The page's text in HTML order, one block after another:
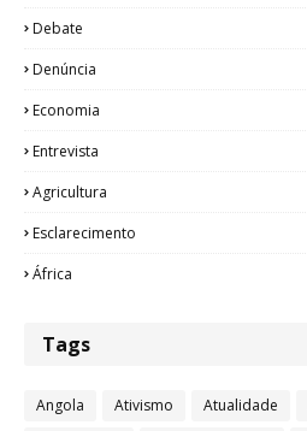
Debate
Denúncia
Economia
Entrevista
Agricultura
Esclarecimento
África
Tags
Angola Ativismo Atualidade